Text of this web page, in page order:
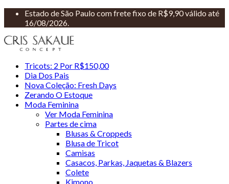
Estado de São Paulo com frete fixo de R$9,90 válido até
16/08/2026.
Tricots: 2 Por R$150,00
Dia Dos Pais
Nova Coleção: Fresh Days
Zerando O Estoque
Moda Feminina
Ver Moda Feminina
Partes de cima
Blusas & Croppeds
Blusa de Tricot
Camisas
Casacos, Parkas, Jaquetas & Blazers
Colete
Kimono